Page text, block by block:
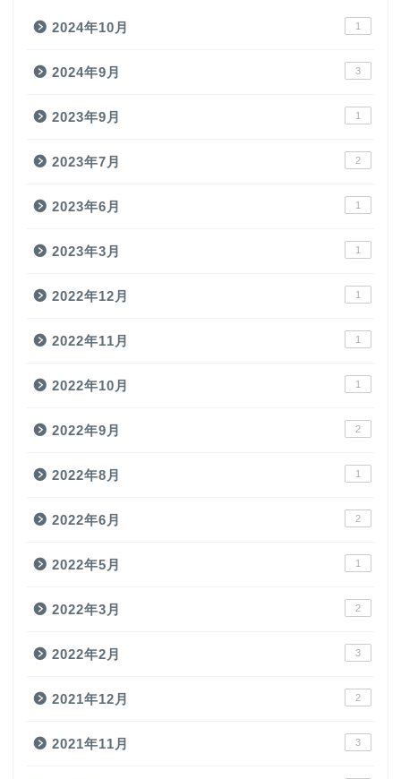
2024年10月 1
2024年9月 3
2023年9月 1
2023年7月 2
2023年6月 1
2023年3月 1
2022年12月 1
2022年11月 1
2022年10月 1
2022年9月 2
2022年8月 1
2022年6月 2
2022年5月 1
2022年3月 2
2022年2月 3
2021年12月 2
2021年11月 3